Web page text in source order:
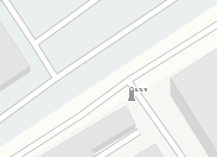
© 2026,